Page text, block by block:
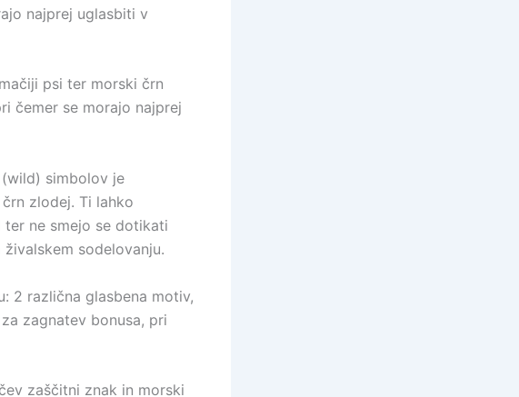
najprej uglasbiti v
psi ter morski črn
čemer se morajo najprej
simbolov je
zlodej. Ti lahko
ter ne smejo se dotikati
sodelovanju.
2 različna glasbena motiv,
zagnatev bonusa, pri
zaščitni znak in morski